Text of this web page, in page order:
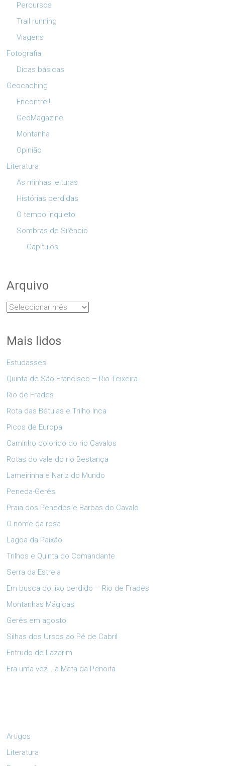
Percursos
Trail running
Viagens
Fotografia
Dicas básicas
Geocaching
Encontrei!
GeoMagazine
Montanha
Opinião
Literatura
As minhas leituras
Histórias perdidas
O tempo inquieto
Sombras de Silêncio
Capítulos
Arquivo
Arquivo
Mais lidos
Estudasses!
Quinta de São Francisco – Rio Teixeira
Rio de Frades
Rota das Bétulas e Trilho Inca
Picos de Europa
Caminho colorido do rio Cavalos
Rotas do vale do rio Bestança
Lameirinha e Nariz do Mundo
Peneda-Gerês
Praia dos Penedos e Barbas do Cavalo
O nome da rosa
Lagoa da Paixão
Trilhos e Quinta do Comandante
Serra da Estrela
Em busca do lixo perdido – Rio de Frades
Montanhas Mágicas
Gerês em agosto
Silhas dos Ursos ao Pé de Cabril
Entrudo de Lazarim
Era uma vez… a Mata da Penoita
Artigos
Literatura